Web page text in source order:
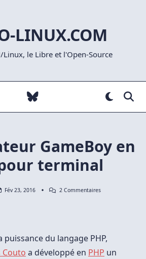
LINUX.COM
Linux, le Libre et l'Open-Source
GameBoy en
terminal
Fév 23, 2016 2 CommentairesSur
Pour
Terminal
du langage PHP,
Couto a développé en PHP un